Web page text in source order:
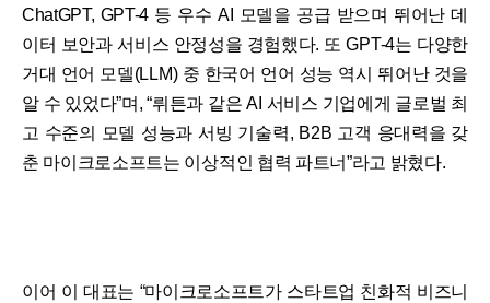
ChatGPT, GPT-4 등 우수 AI 모델을 공급 받으며 뛰어난 데
이터 보안과 서비스 안정성을 경험했다. 또 GPT-4는 다양한
거대 언어 모델(LLM) 중 한국어 언어 성능 역시 뛰어난 것을
알 수 있었다”며, “뤼튼과 같은 AI 서비스 기업에게 글로벌 최
고 수준의 모델 성능과 서빙 기술력, B2B 고객 응대력을 갖
춘 마이크로소프트는 이상적인 협력 파트너”라고 밝혔다.
이어 이 대표는 “마이크로소프트가 스타트업 친화적 비즈니